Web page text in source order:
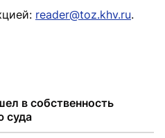
reader@toz.khv.ru.
в собственность
суда